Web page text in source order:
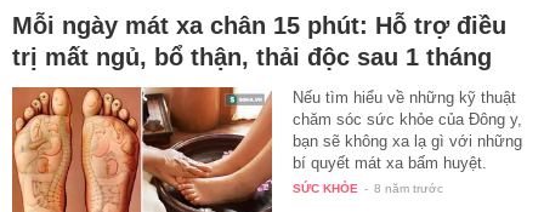
Mỗi ngày mát xa chân 15 phút: Hỗ trợ điều
trị mất ngủ, bổ thận, thải độc sau 1 tháng
Nếu tìm hiểu về những kỹ thuật
chăm sóc sức khỏe của Đông y,
bạn sẽ không xa lạ gì với những
bí quyết mát xa bấm huyệt.
Sau…
SỨC KHỎE - 8 năm trước